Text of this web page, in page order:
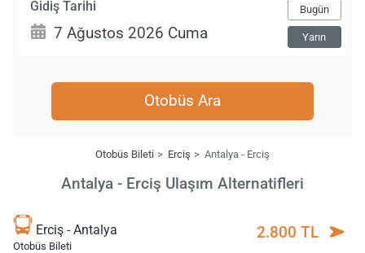
Gidiş Tarihi Bugün
Yarın
Otobüs Ara
Otobüs Bileti Erciş Antalya - Erciş
Antalya - Erciş Ulaşım Alternatifleri
Erciş - Antalya
Otobüs Bileti
2.800 TL